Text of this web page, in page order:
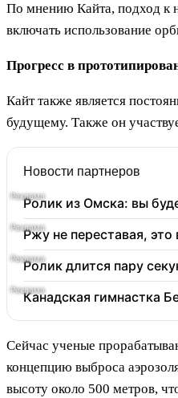
По мнению Кайта, подход к
включать использование
Прогресс в
Кайт также является
будущему. Также он
Новости партнеров
Ролик из Омска: вы
Ржу не переставая,
Ролик длится пару
Канадская гимнастка
Сейчас ученые
концепцию выброса
высоту около 500 метров,